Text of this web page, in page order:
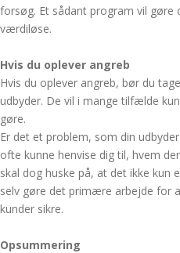
forsøg. Et sådant program vil gøre
værdiløse.
Hvis du oplever angreb
Hvis du oplever angreb, bør du
udbyder. De vil i mange tilfælde
gøre.
Er det et problem, som din
ofte kunne henvise dig til, hvem
skal dog huske på, at det ikke kun
selv gøre det primære arbejde for
kunder sikre.
Opsummering